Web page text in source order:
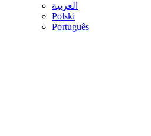
العربية
Polski
Português